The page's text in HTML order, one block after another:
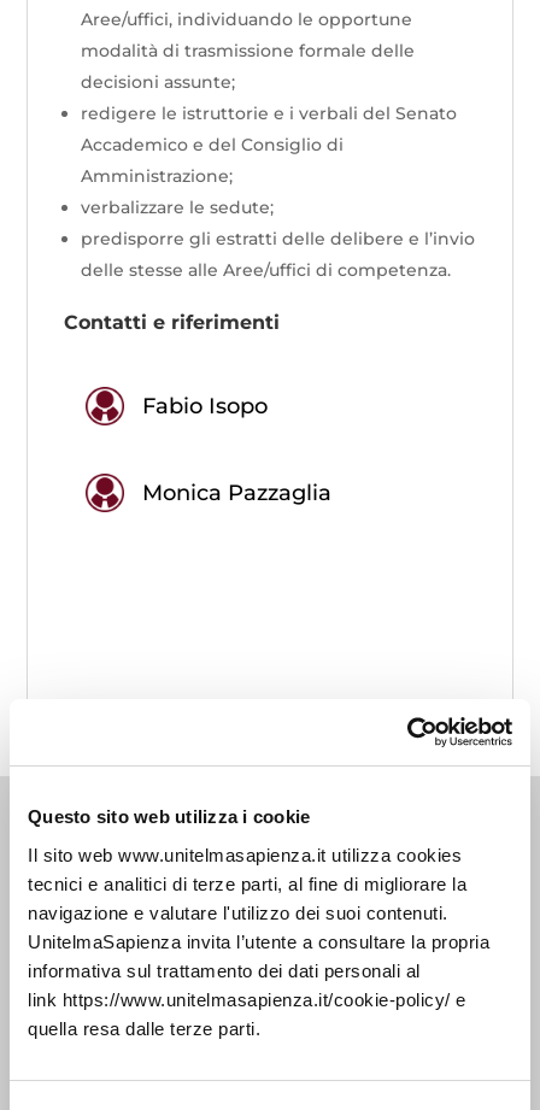
Questo sito web utilizza i cookie
Il sito web www.unitelmasapienza.it utilizza cookies
tecnici e analitici di terze parti, al fine di migliorare la
navigazione e valutare l'utilizzo dei suoi contenuti.
UnitelmaSapienza invita l’utente a consultare la propria
informativa sul trattamento dei dati personali al
link https://www.unitelmasapienza.it/cookie-policy/ e
quella resa dalle terze parti.
Aree/uffici, individuando le opportune
modalità di trasmissione formale delle
decisioni assunte;
redigere le istruttorie e i verbali del Senato
Accademico e del Consiglio di
Amministrazione;
verbalizzare le sedute;
predisporre gli estratti delle delibere e l’invio
delle stesse alle Aree/uffici di competenza.
Contatti e riferimenti
Fabio Isopo
Monica Pazzaglia
Storia e identità
Organi Centrali
Dipartimenti
Uffici Amministrativi
UnitelmaSapienza People